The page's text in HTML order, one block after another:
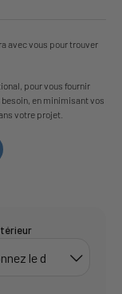
avec vous pour trouver
pour vous fournir
besoin, en minimisant vos
votre projet.